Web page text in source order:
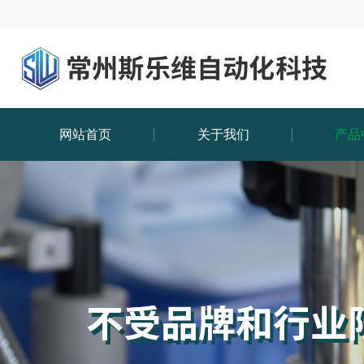
网站首页 关于我们 产品